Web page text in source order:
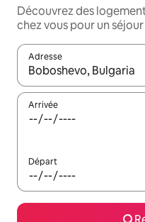
Découvrez des
chez vous pour un
Adresse
Lorsque les résultats
Arrivée
Départ